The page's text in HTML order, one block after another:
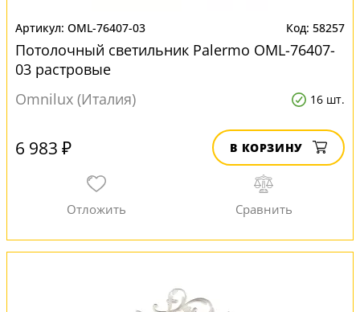
OML-76407-03 58257
Потолочный светильник Palermo OML-76407-
03 растровые
Omnilux (Италия)
16 шт.
6 983 ₽ В КОРЗИНУ